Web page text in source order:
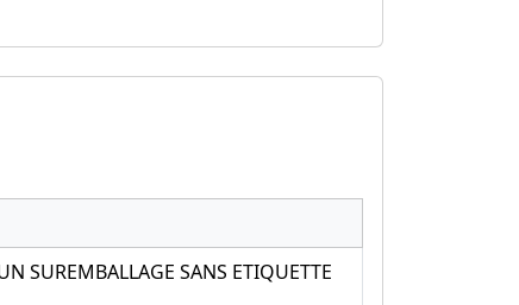
SUREMBALLAGE SANS ETIQUETTE